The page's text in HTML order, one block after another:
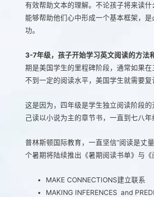
有效帮助文本的理解。不论孩子将来读
能够帮助他们心中形成一个基本框架，
功。
3-7年级，孩子开始学习英文阅读的方法
期是美国学生的里程碑阶段，通常如果
不到一定的阅读水平，美国学生就需要复
这是因为，四年级是学生独立阅读阶段的
己读以小说为主的章节书，一直到七八年
普林斯顿国际教育，一直坚信“阅读是丈
个暑期将陆续推出《暑期阅读书单》与《
MAKE CONNECTIONS建立联系
MAKING INFERENCES and